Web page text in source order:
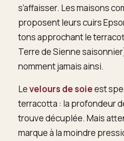
s’affaisser. Les maisons
proposent leurs cuirs
tons approchant le
Terre de Sienne
nomment jamais ainsi.
Levelours de soieest
terracotta : la profondeur
trouve décuplée. Mais
marque à la moindre